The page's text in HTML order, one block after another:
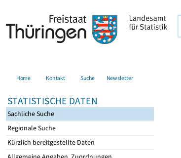
Home Kontakt Suche Newsletter
STATISTISCHE DATEN
Sachliche Suche
Regionale Suche
Kürzlich bereitgestellte Daten